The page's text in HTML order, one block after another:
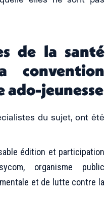
de la santé
convention
ado-jeunesse
du sujet, ont été
édition et participation
organisme public
et de lutte contre la